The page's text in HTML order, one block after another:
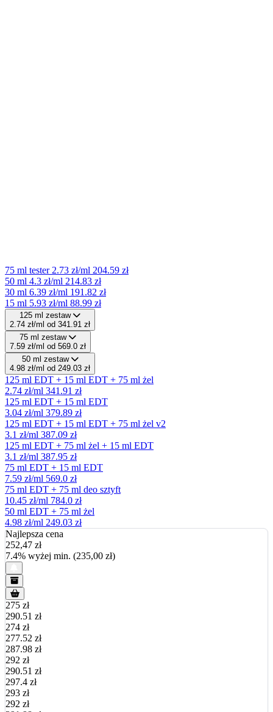
75 ml tester 2.73 zł/ml 204.59 zł
50 ml 4.3 zł/ml 214.83 zł
30 ml 6.39 zł/ml 191.82 zł
15 ml 5.93 zł/ml 88.99 zł
125 ml zestaw
2.74 zł/ml od 341.91 zł
75 ml zestaw
7.59 zł/ml od 569.0 zł
50 ml zestaw
4.98 zł/ml od 249.03 zł
125 ml EDT + 15 ml EDT + 75 ml żel
2.74 zł/ml 341.91 zł
125 ml EDT + 15 ml EDT
3.04 zł/ml 379.89 zł
125 ml EDT + 15 ml EDT + 75 ml żel v2
3.1 zł/ml 387.09 zł
125 ml EDT + 75 ml żel + 15 ml EDT
3.1 zł/ml 387.95 zł
75 ml EDT + 15 ml EDT
7.59 zł/ml 569.0 zł
75 ml EDT + 75 ml deo sztyft
10.45 zł/ml 784.0 zł
50 ml EDT + 75 ml żel
4.98 zł/ml 249.03 zł
Najlepsza cena
252,47 zł
7.4% wyżej min. (235,00 zł)
275 zł
290.51 zł
274 zł
277.52 zł
287.98 zł
292 zł
290.51 zł
297.4 zł
293 zł
292 zł